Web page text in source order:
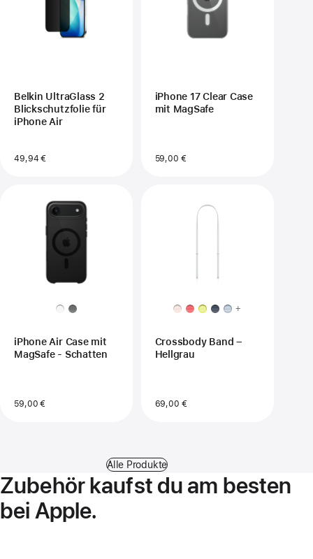
Belkin UltraGlass 2
Blickschutzfolie für
iPhone Air
49,94 €
iPhone 17 Clear Case
mit MagSafe
59,00 €
iPhone Air Case mit
MagSafe - Schatten
59,00 €
+
Crossbody Band –
Hellgrau
69,00 €
Alle Produkte
Zubehör kaufst du am besten
bei Apple.